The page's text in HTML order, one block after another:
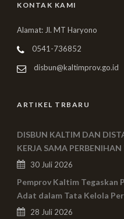
KONTAK KAMI
Alamat: Jl. MT Haryono
0541-736852
disbun@kaltimprov.go.id
ARTIKEL TRBARU
DISBUN KALTIM DAN
KERJA SAMA
30 Juli 2026
Pemprov Kaltim Tegaskan
Adat dalam Tata Kelola
28 Juli 2026